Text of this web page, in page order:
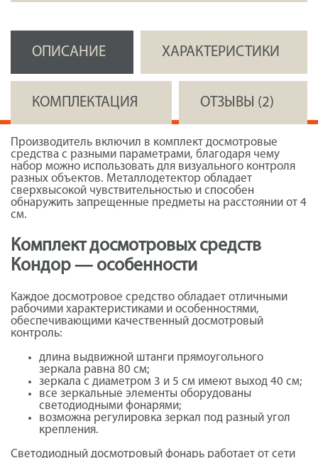
ОПИСАНИЕ ХАРАКТЕРИСТИКИ
КОМПЛЕКТАЦИЯ ОТЗЫВЫ (2)
Производитель включил в комплект досмотровые
средства с разными параметрами, благодаря чему
набор можно использовать для визуального контроля
разных объектов. Металлодетектор обладает
сверхвысокой чувствительностью и способен
обнаружить запрещенные предметы на расстоянии от 4
см.
Комплект досмотровых средств
Кондор — особенности
Каждое досмотровое средство обладает отличными
рабочими характеристиками и особенностями,
обеспечивающими качественный досмотровый
контроль:
длина выдвижной штанги прямоугольного
зеркала равна 80 см;
зеркала с диаметром 3 и 5 см имеют выход 40 см;
все зеркальные элементы оборудованы
светодиодными фонарями;
возможна регулировка зеркал под разный угол
крепления.
Светодиодный досмотровый фонарь работает от сети